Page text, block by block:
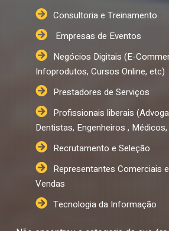
Consultoria e Treinamento
Empresas de Eventos
Negócios Digitais (E-
Infoprodutos, Cursos Online, etc)
Prestadores de Serviços
Profissionais liberais
Dentistas, Engenheiros ,
Recrutamento e Seleção
Representantes Comerciais
Vendas
Tecnologia da Informação